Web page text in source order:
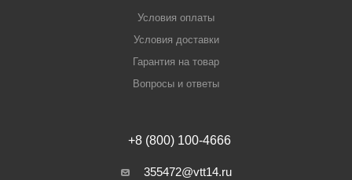
Условия оплаты
Условия доставки
Гарантия на товар
Вопросы и ответы
+8 (800) 100-4666
355472@vtt14.ru